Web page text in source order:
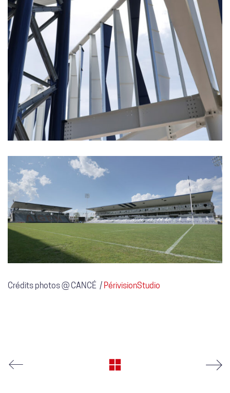
Crédits photos @ CANCÉ / PérivisionStudio